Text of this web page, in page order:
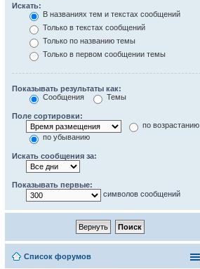
Искать:
В названиях тем и текстах сообщений
Только в текстах сообщений
Только по названию темы
Только в первом сообщении темы
Показывать результаты как:
Сообщения
Темы
Поле сортировки:
по возрастанию
по убыванию
Искать сообщения за:
Показывать первые:
символов сообщений
Список форумов